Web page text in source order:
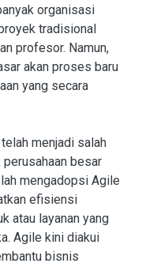
organisasi
tradisional
profesor. Namun,
akan proses baru
yang secara
menjadi salah
besar
mengadopsi Agile
efisiensi
atau layanan yang
Agile kini diakui
bisnis